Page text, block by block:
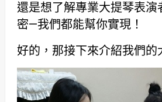
還是想了解專業大提琴表演
密—我們都能幫你實現！
好的，那接下來介紹我們的